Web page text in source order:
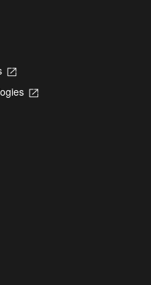
Opens
a
Opens